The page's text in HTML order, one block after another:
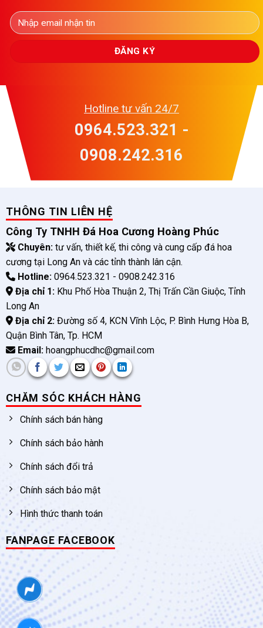
Hotline tư vấn 24/7
0964.523.321 -
0908.242.316
THÔNG TIN LIÊN HỆ
Công Ty TNHH Đá Hoa Cương Hoàng Phúc
Chuyên:tư vấn, thiết kế, thi công và cung cấp đá hoa
cương tại Long An và các tỉnh thành lân cận.
Hotline:0964.523.321 - 0908.242.316
Địa chỉ 1:Khu Phố Hòa Thuận 2, Thị Trấn Cần Giuộc, Tỉnh
Long An
Địa chỉ 2:Đường số 4, KCN Vĩnh Lộc, P. Bình Hưng Hòa B,
Quận Bình Tân, Tp. HCM
Email:hoangphucdhc@gmail.com
CHĂM SÓC KHÁCH HÀNG
Chính sách bán hàng
Chính sách bảo hành
Chính sách đổi trả
Chính sách bảo mật
Hình thức thanh toán
FANPAGE FACEBOOK